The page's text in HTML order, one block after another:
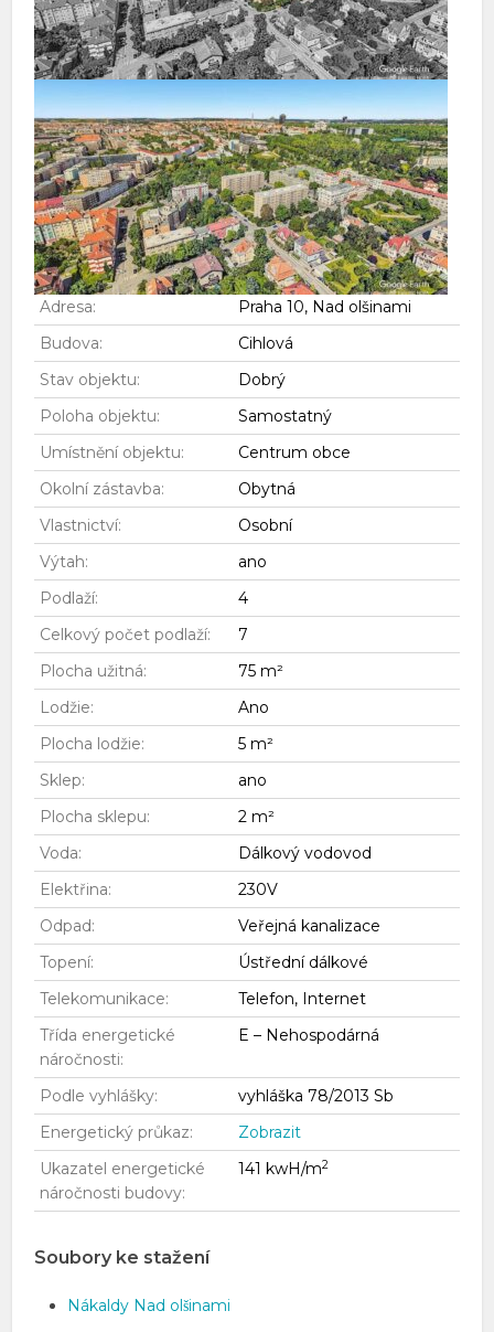
Adresa:
Praha 10, Nad olšinami
Budova:
Cihlová
Stav objektu:
Dobrý
Poloha objektu:
Samostatný
Umístnění objektu:
Centrum obce
Okolní zástavba:
Obytná
Vlastnictví:
Osobní
Výtah:
ano
Podlaží:
4
Celkový počet podlaží:
7
Plocha užitná:
75 m²
Lodžie:
Ano
Plocha lodžie:
5 m²
Sklep:
ano
Plocha sklepu:
2 m²
Voda:
Dálkový vodovod
Elektřina:
230V
Odpad:
Veřejná kanalizace
Topení:
Ústřední dálkové
Telekomunikace:
Telefon, Internet
Třída energetické
náročnosti:
E – Nehospodárná
Podle vyhlášky:
vyhláška 78/2013 Sb
Energetický průkaz:
Zobrazit
Ukazatel energetické
náročnosti budovy:
141 kwH/m2
Soubory ke stažení
Nákaldy Nad olšinami